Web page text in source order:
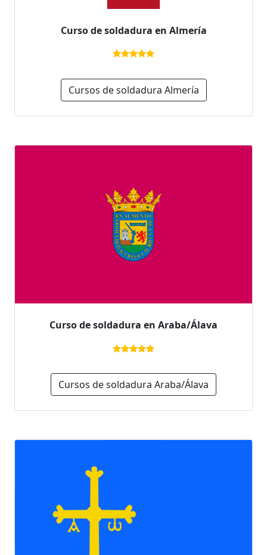
Curso de soldadura en Almería
Cursos de soldadura Almería
Curso de soldadura en Araba/Álava
Cursos de soldadura Araba/Álava